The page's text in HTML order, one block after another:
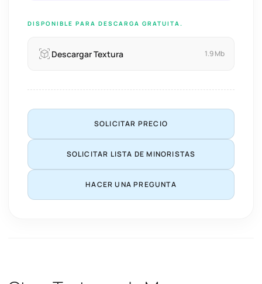
DISPONIBLE PARA DESCARGA GRATUITA.
Descargar Textura 1.9 Mb
SOLICITAR PRECIO
SOLICITAR LISTA DE MINORISTAS
HACER UNA PREGUNTA